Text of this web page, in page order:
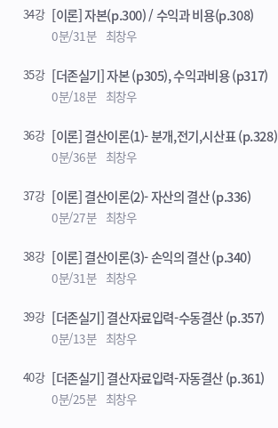
34강 [이론] 자본(p.300) / 수익과 비용(p.308)
0분/31분 최창우
35강 [더존실기] 자본 (p305), 수익과비용 (p317)
0분/18분 최창우
36강 [이론] 결산이론(1)- 분개,전기,시산표 (p.328)
0분/36분 최창우
37강 [이론] 결산이론(2)- 자산의 결산 (p.336)
0분/27분 최창우
38강 [이론] 결산이론(3)- 손익의 결산 (p.340)
0분/31분 최창우
39강 [더존실기] 결산자료입력-수동결산 (p.357)
0분/13분 최창우
40강 [더존실기] 결산자료입력-자동결산 (p.361)
0분/25분 최창우